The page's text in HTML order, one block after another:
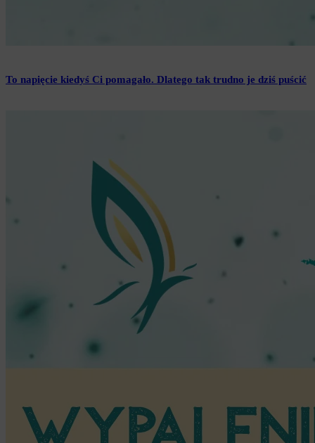
To napięcie kiedyś Ci pomagało. Dlatego tak trudno je dziś puścić